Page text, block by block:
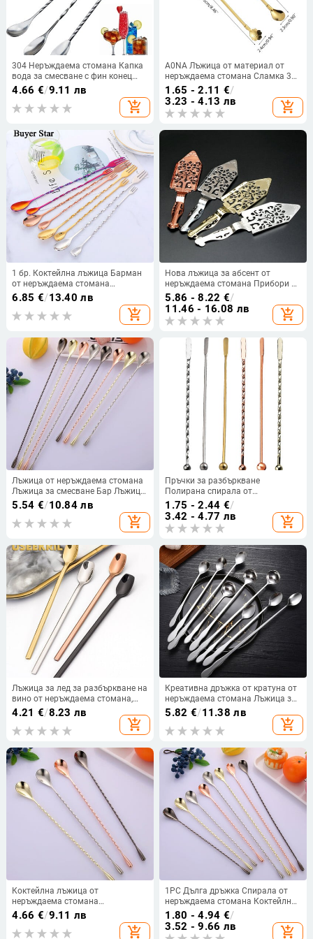
304 Неръждаема стомана Капка
вода за смесване с фин конец
Бар за смесване на коктейли
Лъжица за смесване Кухненски
прибори Мини бар
4.66 €/9.11 лв
add_shopping_cart
A0NA Лъжица от материал от
неръждаема стомана Сламка 3
цвята за избор
Многофункционална сламка за
многократна употреба с дълга
дръжка 2 в 1 за деца
1.65 - 2.11 €/
3.23 - 4.13 лв
add_shopping_cart
1 бр. Коктейлна лъжица Барман
от неръждаема стомана
Аксесоари за барове Домашни
барове Гарафа Джаджи Готин
инструмент Метална лъжица за
6.85 €/13.40 лв
add_shopping_cart
Нова лъжица за абсент от
неръждаема стомана Прибори за
коктейлен бар Горчива лъжичка
Стъклена чаша за абсент Лъжица
за съдове за напитки Творчески
филтър
5.86 - 8.22 €/
11.46 - 16.08 лв
add_shopping_cart
Лъжица от неръждаема стомана
Лъжица за смесване Бар Лъжица
Спирала Teardrop Лъжица
Кухненска лъжица за
разбъркване Инструменти за
барман Трапезария Коктейлна
лъжица Инструменти
5.54 €/10.84 лв
add_shopping_cart
Пръчки за разбъркване
Полирана спирала от
неръждаема стомана Смесваща
пръчица Swizzle Stick Barmani Stir
Martini Бъркалка за коктейлна
напитка
1.75 - 2.44 €/
3.42 - 4.77 лв
add_shopping_cart
Лъжица за лед за разбъркване на
вино от неръждаема стомана,
дълга дръжка за чай, кафе,
млечна напитка, мини лъжичка,
аксесоари за бармани,
4.21 €/8.23 лв
add_shopping_cart
Креативна дръжка от кратуна от
неръждаема стомана Лъжица за
лед Мед Чай Кафе Ултра дълга
дръжка Лъжица за разбъркване
Бар Бъркалки за коктейли
5.82 €/11.38 лв
add_shopping_cart
Коктейлна лъжица от
неръждаема стомана
Смесителна лента с дълга
дръжка Спирална капкова
лъжица Бармански инструменти
4.66 €/9.11 лв
add_shopping_cart
1PC Дълга дръжка Спирала от
неръждаема стомана Коктейлни
лъжици Чаена капка Лъжички
Барман Инструменти за
разбъркване Кухненски
1.80 - 4.94 €/
3.52 - 9.66 лв
add_shopping_cart